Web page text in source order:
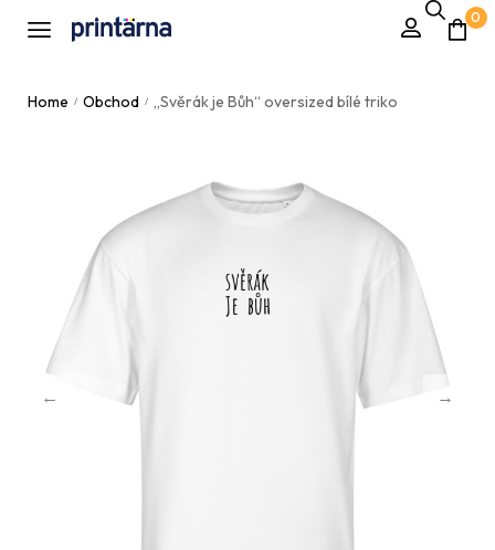
0
Home / Obchod / „Svěrák je Bůh“ oversized bílé triko